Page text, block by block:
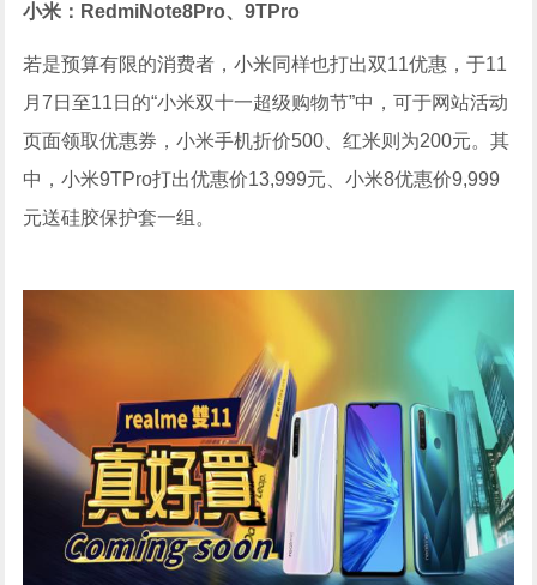
小米：RedmiNote8Pro、9TPro
若是预算有限的消费者，小米同样也打出双11优惠，于11
月7日至11日的“小米双十一超级购物节”中，可于网站活动
页面领取优惠券，小米手机折价500、红米则为200元。其
中，小米9TPro打出优惠价13,999元、小米8优惠价9,999
元送硅胶保护套一组。